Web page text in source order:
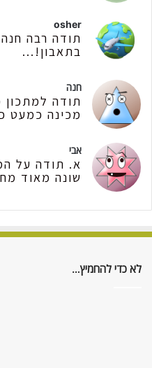
osher
תודה רבה
בתאבון!...
חנה
תודה למתכון
מכינה כמעט
אבי
א. תודה על
שונה מאוד
לא כדי להחמיץ…